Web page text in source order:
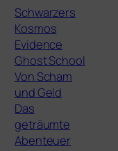
Schwarzers
Kosmos
Evidence
Ghost School
Von Scham
und Geld
Das
geträumte
Abenteuer